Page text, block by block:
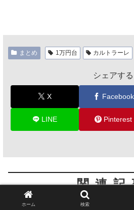
まとめ 1万円台 カルトラーレ
シェアする
X Facebook
LINE Pinterest
関連
ホーム 検索